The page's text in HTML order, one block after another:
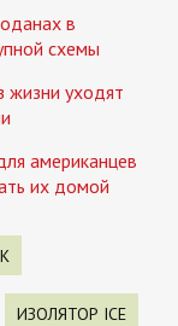
в
схемы
жизни уходят
американцев
их домой
ИЗОЛЯТОР ICE